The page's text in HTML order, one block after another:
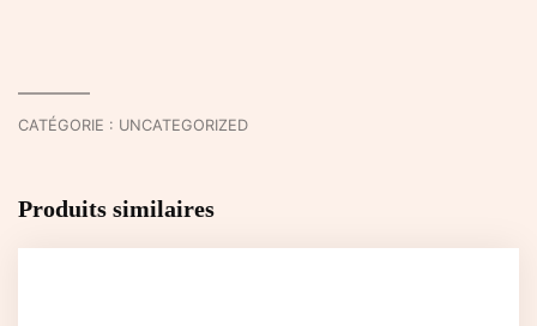
CATÉGORIE : UNCATEGORIZED
Produits similaires